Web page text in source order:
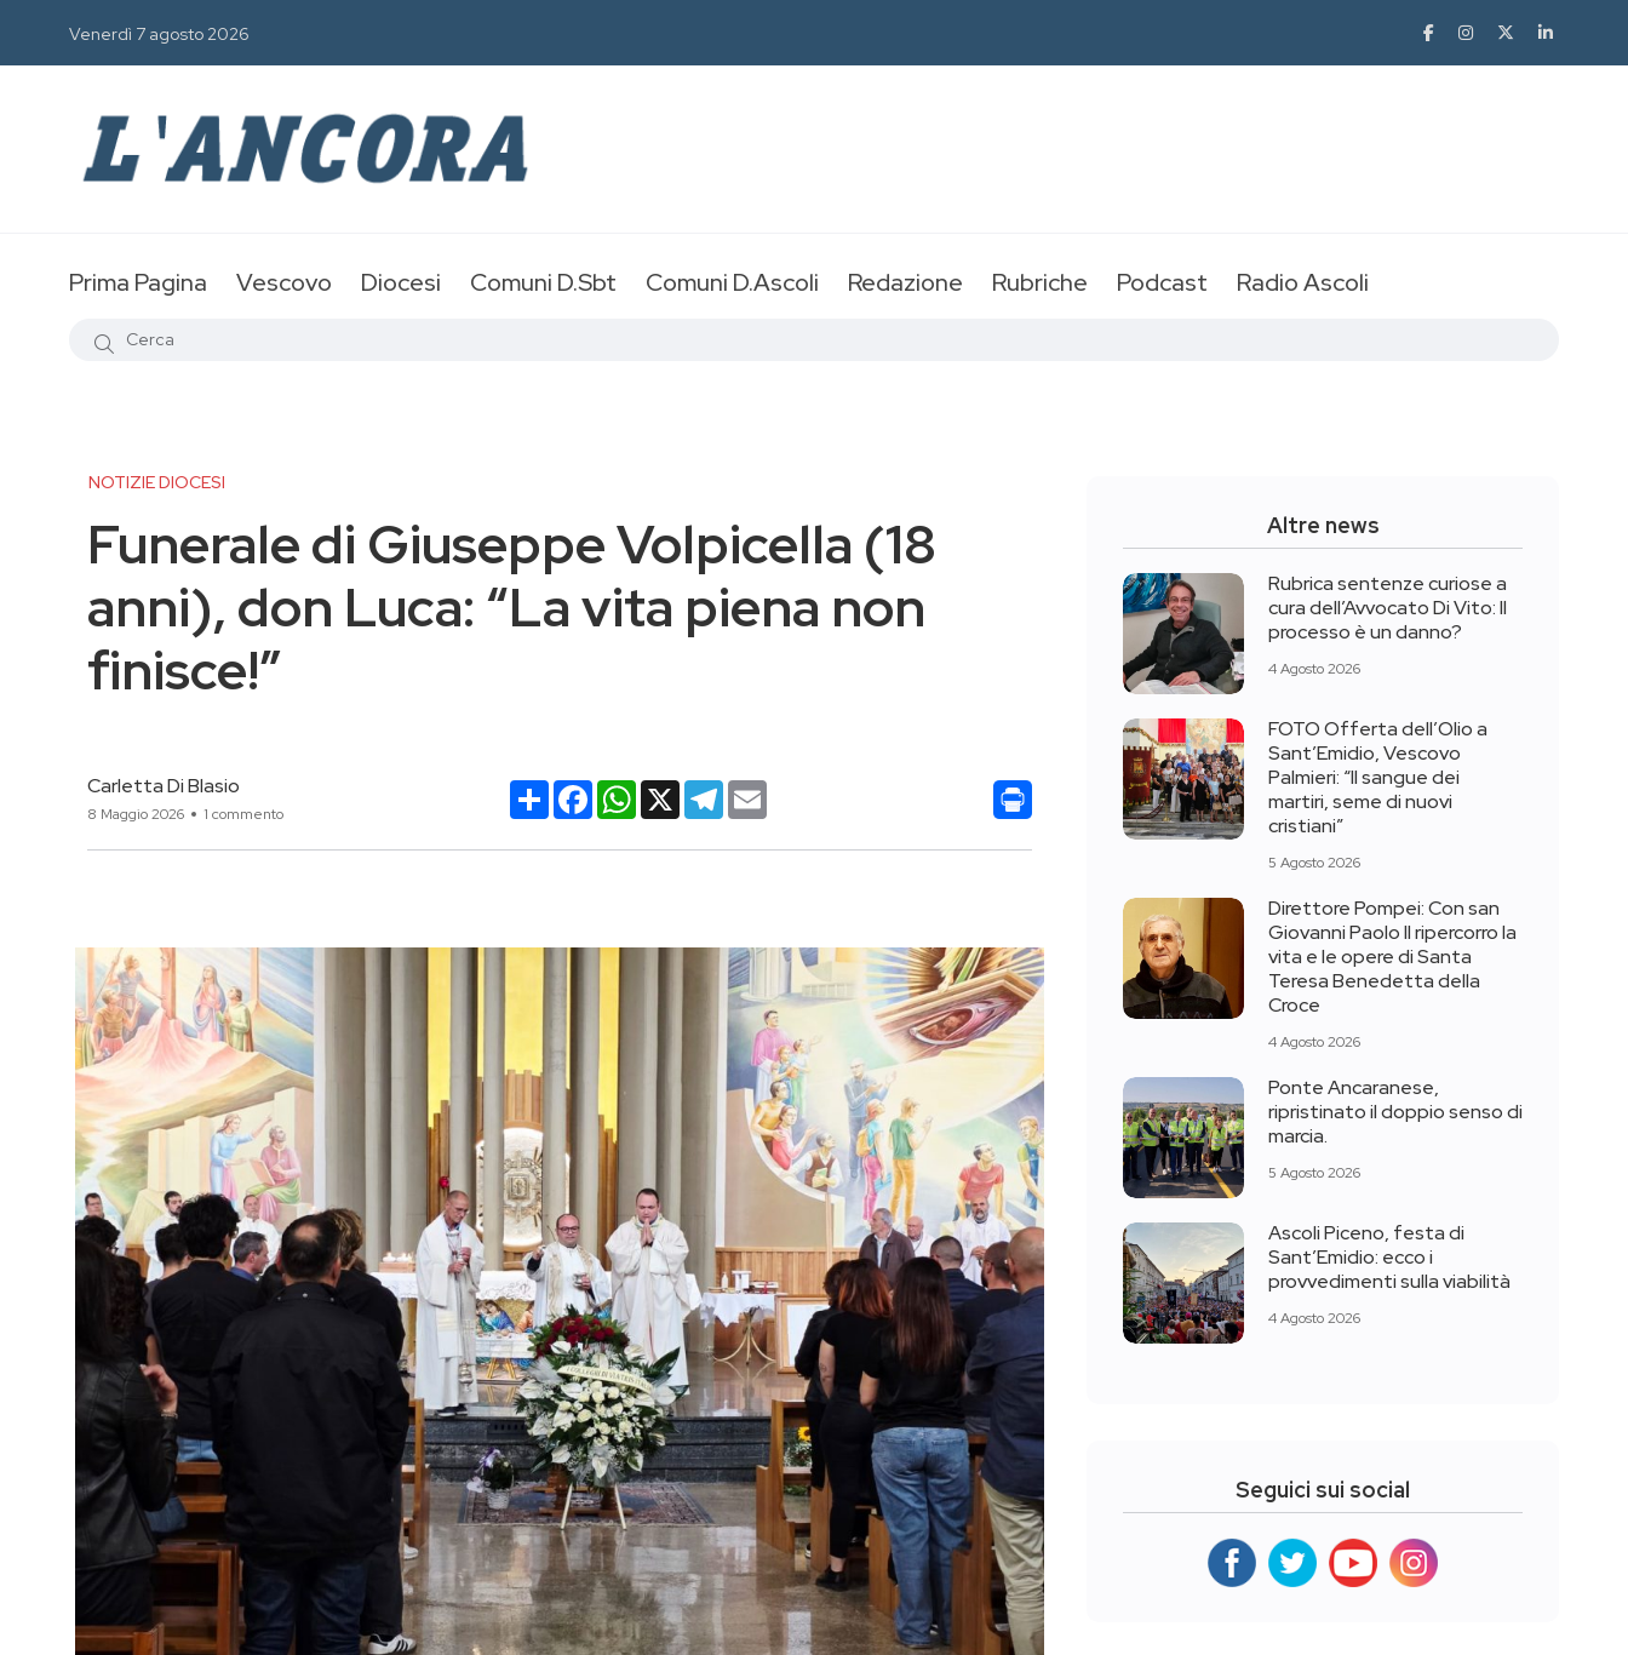
Venerdì 7 agosto 2026
Prima Pagina Vescovo Diocesi Comuni D.Sbt Comuni D.Ascoli Redazione Rubriche Podcast Radio Ascoli
NOTIZIE DIOCESI
Funerale di Giuseppe Volpicella (18
anni), don Luca: “La vita piena non
finisce!”
Carletta Di Blasio
8 Maggio 2026 1 commento
CondividiFacebookWhatsApp
X Telegram
Altre news
Rubrica sentenze curiose a
cura dell’Avvocato Di Vito: Il
processo è un danno?
4 Agosto 2026
FOTO Offerta dell’Olio a
Sant’Emidio, Vescovo
Palmieri: “Il sangue dei
martiri, seme di nuovi
cristiani”
5 Agosto 2026
Direttore Pompei: Con san
Giovanni Paolo II ripercorro la
vita e le opere di Santa
Teresa Benedetta della
Croce
4 Agosto 2026
Ponte Ancaranese,
ripristinato il doppio senso di
marcia.
5 Agosto 2026
Ascoli Piceno, festa di
Sant’Emidio: ecco i
provvedimenti sulla viabilità
4 Agosto 2026
Seguici sui social